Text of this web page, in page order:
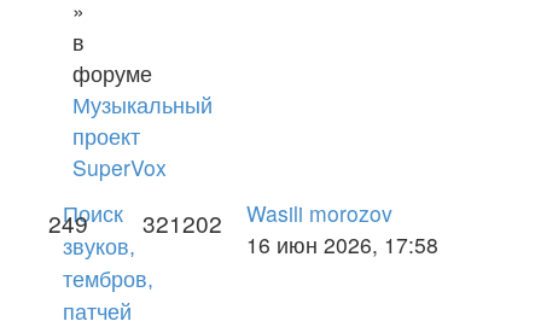
»
в
форуме
Музыкальный
проект
SuperVox
Поиск
звуков,
тембров,
патчей
249 321202
Wasili morozov
16 июн 2026, 17:58